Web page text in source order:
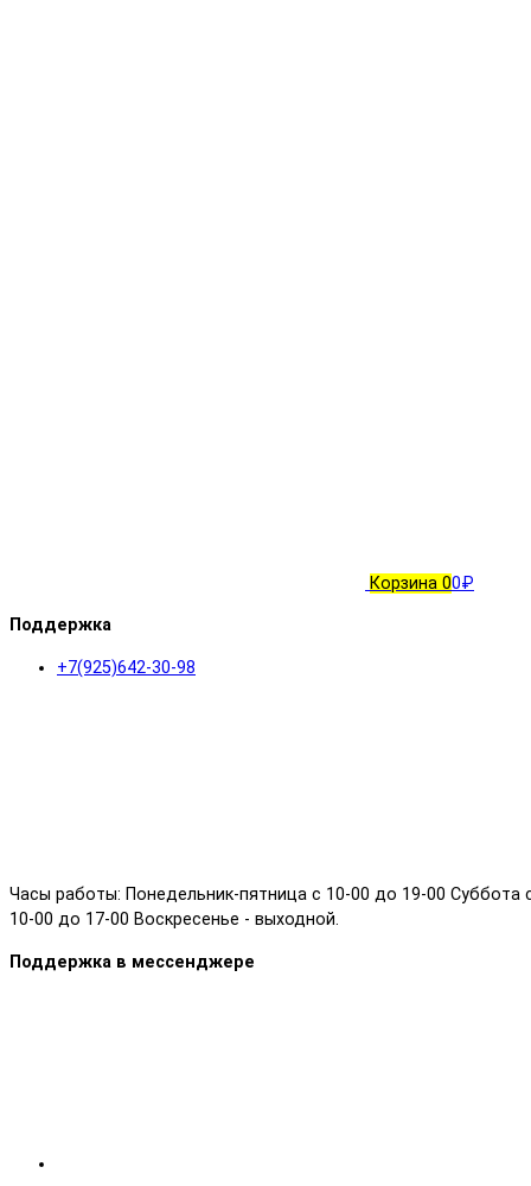
Корзина 00₽
Поддержка
+7(925)642-30-98
Часы работы: Понедельник-пятница с 10-00 до 19-00 Суббота
10-00 до 17-00 Воскресенье - выходной.
Поддержка в мессенджере